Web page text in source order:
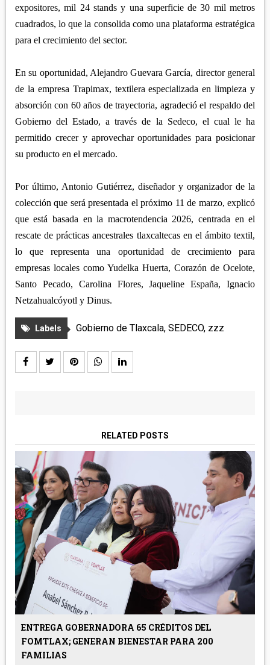
expositores, mil 24 stands y una superficie de 30 mil metros
cuadrados, lo que la consolida como una plataforma estratégica
para el crecimiento del sector.
En su oportunidad, Alejandro Guevara García, director general
de la empresa Trapimax, textilera especializada en limpieza y
absorción con 60 años de trayectoria, agradeció el respaldo del
Gobierno del Estado, a través de la Sedeco, el cual le ha
permitido crecer y aprovechar oportunidades para posicionar
su producto en el mercado.
Por último, Antonio Gutiérrez, diseñador y organizador de la
colección que será presentada el próximo 11 de marzo, explicó
que está basada en la macrotendencia 2026, centrada en el
rescate de prácticas ancestrales tlaxcaltecas en el ámbito textil,
lo que representa una oportunidad de crecimiento para
empresas locales como Yudelka Huerta, Corazón de Ocelote,
Santo Pecado, Carolina Flores, Jaqueline España, Ignacio
Netzahualcóyotl y Dinus.
Labels Gobierno de Tlaxcala, SEDECO, zzz
RELATED POSTS
ENTREGA GOBERNADORA 65 CRÉDITOS DEL
FOMTLAX; GENERAN BIENESTAR PARA 200
FAMILIAS